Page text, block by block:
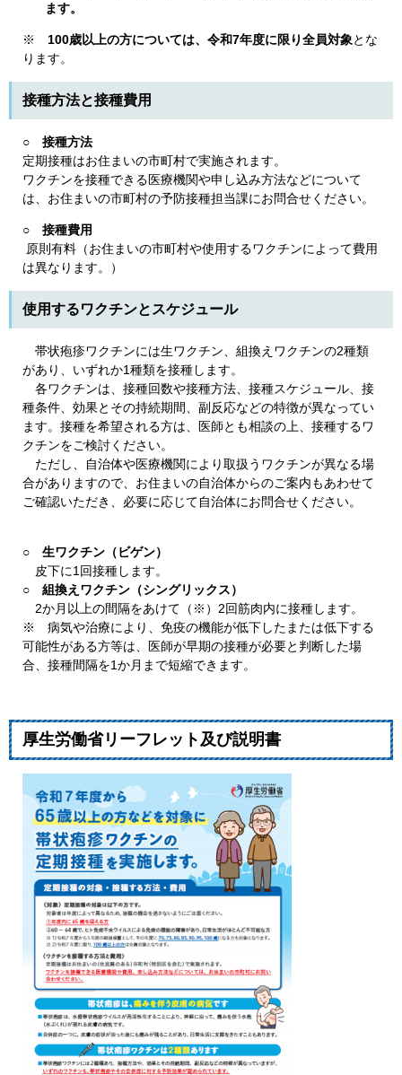
ます。
※ 100歳以上の方については、令和7年度に限り全員対象とな
ります。
接種方法と接種費用
○ 接種方法
定期接種はお住まいの市町村で実施されます。
ワクチンを接種できる医療機関や申し込み方法などについて
は、お住まいの市町村の予防接種担当課にお問合せください。
○
接種費用
原則有料（お住まいの市町村や使用するワクチンによって費用
は異なります。）
使用するワクチンとスケジュール
帯状疱疹ワクチンには生ワクチン、組換えワクチンの2種類
があり、いずれか1種類を接種します。
各ワクチンは、接種回数や接種方法、接種スケジュール、接
種条件、効果とその持続期間、副反応などの特徴が異なってい
ます。接種を希望される方は、医師とも相談の上、接種するワ
クチンをご検討ください。
ただし、自治体や医療機関により取扱うワクチンが異なる場
合がありますので、お住まいの自治体からのご案内もあわせて
ご確認いただき、必要に応じて自治体にお問合せください。
○ 生ワクチン（ビゲン）
皮下に1回接種します。
○ 組換えワクチン（シングリックス）
2か月以上の間隔をあけて（※）2回筋肉内に接種します。
※ 病気や治療により、免疫の機能が低下したまたは低下する
可能性がある方等は、医師が早期の接種が必要と判断した場
合、接種間隔を1か月まで短縮できます。
厚生労働省リーフレット及び説明書